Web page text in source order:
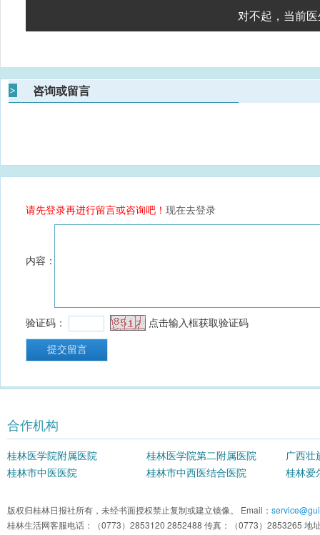
对不起，当前
合作机构
桂林医学院附属医院 桂林医学院第二附属医院
广西壮
院
桂林市中医医院 桂林市中西医结合医院 桂林爱
版权归桂林日报社所有，未经书面授权禁止复制或建立镜像。 Email：
桂林生活网客服电话：（0773）2853120 2852488 传真：（0773）2853265 地